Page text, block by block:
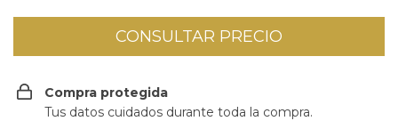
Compra protegida
Tus datos cuidados durante toda la compra.